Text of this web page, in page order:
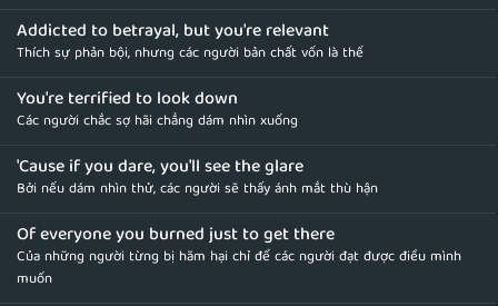
Addicted to betrayal, but you're relevant
Thích sự phản bội, nhưng các người bản chất vốn là thế
You're terrified to look down
Các người chắc sợ hãi chẳng dám nhìn xuống
'Cause if you dare, you'll see the glare
Bởi nếu dám nhìn thử, các người sẽ thấy ánh mắt thù hận
Of everyone you burned just to get there
Của những người từng bị hãm hại chỉ để các người đạt được điều mình
muốn